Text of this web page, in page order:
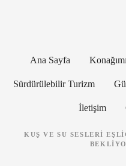
Ana Sayfa
Sürdürülebilir Turizm
İletişim
KUŞ VE SU SESLERI